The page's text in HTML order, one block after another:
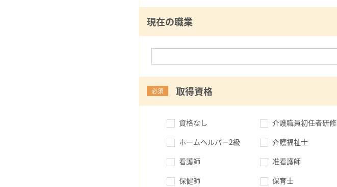
現在の職業
必須 取得資格
資格なし 介護職員初任者研修
ホームヘルパー2級
介護福祉士
看護師
准看護師
保健師
保育士